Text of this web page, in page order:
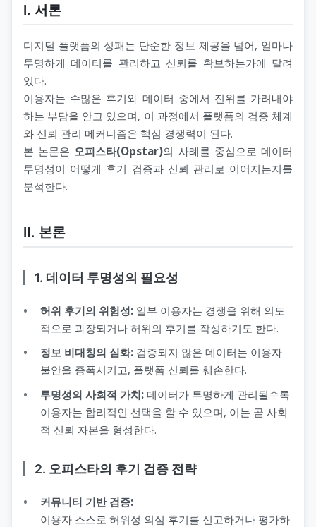
Ⅰ. 서론
디지털 플랫폼의 성패는 단순한 정보 제공을 넘어, 얼마나
투명하게 데이터를 관리하고 신뢰를 확보하는가에 달려
있다.
이용자는 수많은 후기와 데이터 중에서 진위를 가려내야
하는 부담을 안고 있으며, 이 과정에서 플랫폼의 검증 체계
와 신뢰 관리 메커니즘은 핵심 경쟁력이 된다.
본 논문은 오피스타(Opstar)의 사례를 중심으로 데이터
투명성이 어떻게 후기 검증과 신뢰 관리로 이어지는지를
분석한다.
Ⅱ. 본론
1. 데이터 투명성의 필요성
허위 후기의 위험성: 일부 이용자는 경쟁을 위해 의도
적으로 과장되거나 허위의 후기를 작성하기도 한다.
정보 비대칭의 심화: 검증되지 않은 데이터는 이용자
불안을 증폭시키고, 플랫폼 신뢰를 훼손한다.
투명성의 사회적 가치: 데이터가 투명하게 관리될수록
이용자는 합리적인 선택을 할 수 있으며, 이는 곧 사회
적 신뢰 자본을 형성한다.
2. 오피스타의 후기 검증 전략
커뮤니티 기반 검증:
이용자 스스로 허위성 의심 후기를 신고하거나 평가하